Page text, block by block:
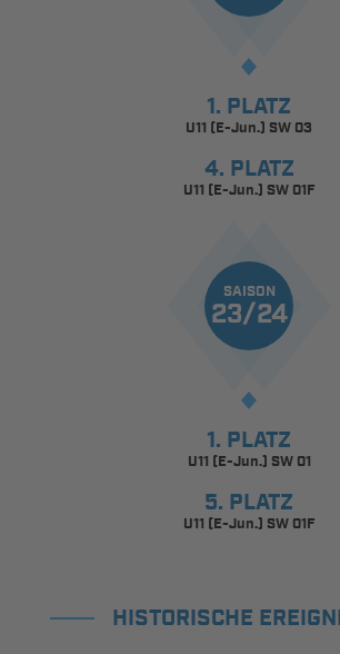
1. PLATZ
U11 (E-Jun.) SW 03
4. PLATZ
U11 (E-Jun.) SW 01F
SAISON
23/24
1. PLATZ
U11 (E-Jun.) SW 01
5. PLATZ
U11 (E-Jun.) SW 01F
HISTORISCHE